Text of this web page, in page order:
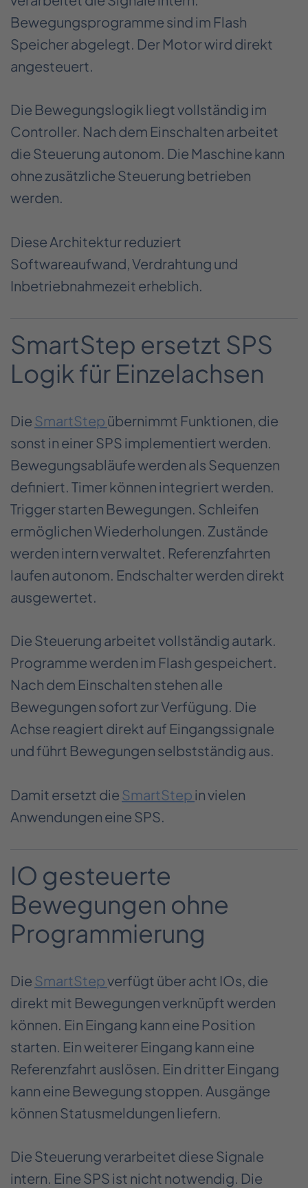
Bewegungsprogramme sind im Flash
Speicher abgelegt. Der Motor wird direkt
angesteuert.
Die Bewegungslogik liegt vollständig im
Controller. Nach dem Einschalten arbeitet
die Steuerung autonom. Die Maschine kann
ohne zusätzliche Steuerung betrieben
werden.
Diese Architektur reduziert
Softwareaufwand, Verdrahtung und
Inbetriebnahmezeit erheblich.
SmartStep ersetzt SPS
Logik für Einzelachsen
Die SmartStep übernimmt Funktionen, die
sonst in einer SPS implementiert werden.
Bewegungsabläufe werden als Sequenzen
definiert. Timer können integriert werden.
Trigger starten Bewegungen. Schleifen
ermöglichen Wiederholungen. Zustände
werden intern verwaltet. Referenzfahrten
laufen autonom. Endschalter werden direkt
ausgewertet.
Die Steuerung arbeitet vollständig autark.
Programme werden im Flash gespeichert.
Nach dem Einschalten stehen alle
Bewegungen sofort zur Verfügung. Die
Achse reagiert direkt auf Eingangssignale
und führt Bewegungen selbstständig aus.
Damit ersetzt die SmartStep in vielen
Anwendungen eine SPS.
IO gesteuerte
Bewegungen ohne
Programmierung
Die SmartStepverfügt über acht IOs, die
direkt mit Bewegungen verknüpft werden
können. Ein Eingang kann eine Position
starten. Ein weiterer Eingang kann eine
Referenzfahrt auslösen. Ein dritter Eingang
kann eine Bewegung stoppen. Ausgänge
können Statusmeldungen liefern.
Die Steuerung verarbeitet diese Signale
intern. Eine SPS ist nicht notwendig. Die